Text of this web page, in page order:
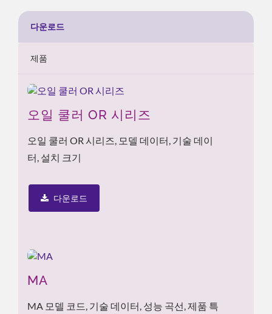
다운로드
제품
오일 쿨러 OR 시리즈
오일 쿨러 OR 시리즈, 모델 데이터, 기술 데이
터, 설치 크기
다운로드
MA
MA 모델 코드, 기술 데이터, 성능 곡선, 제품 특